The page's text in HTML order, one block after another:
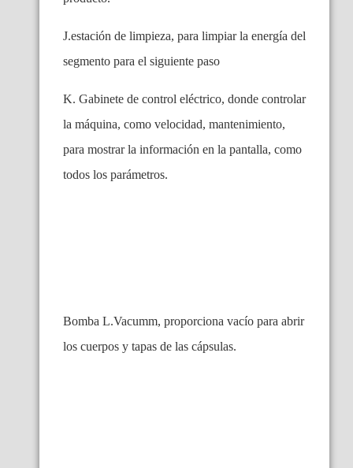
J.estación de limpieza, para limpiar la energía del
segmento para el siguiente paso
K. Gabinete de control eléctrico, donde controlar
la máquina, como velocidad, mantenimiento,
para mostrar la información en la pantalla, como
todos los parámetros.
Bomba L.Vacumm, proporciona vacío para abrir
los cuerpos y tapas de las cápsulas.